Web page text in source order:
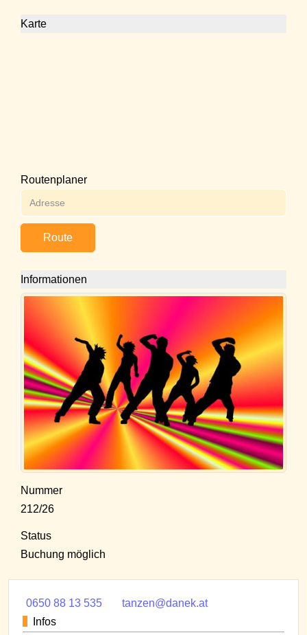
Karte
Routenplaner
Route
Informationen
Nummer
212/26
Status
Buchung möglich
0650 88 13 535
tanzen@danek.at
Infos